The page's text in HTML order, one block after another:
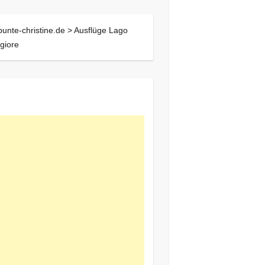
christine.de >Ausflüge Lago